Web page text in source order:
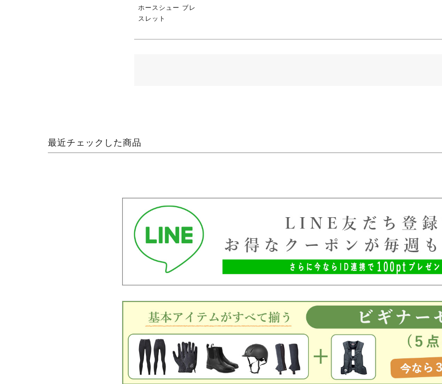
ホースシュー ブレ
スレット
最近チェックした商品